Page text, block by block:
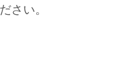
さい。